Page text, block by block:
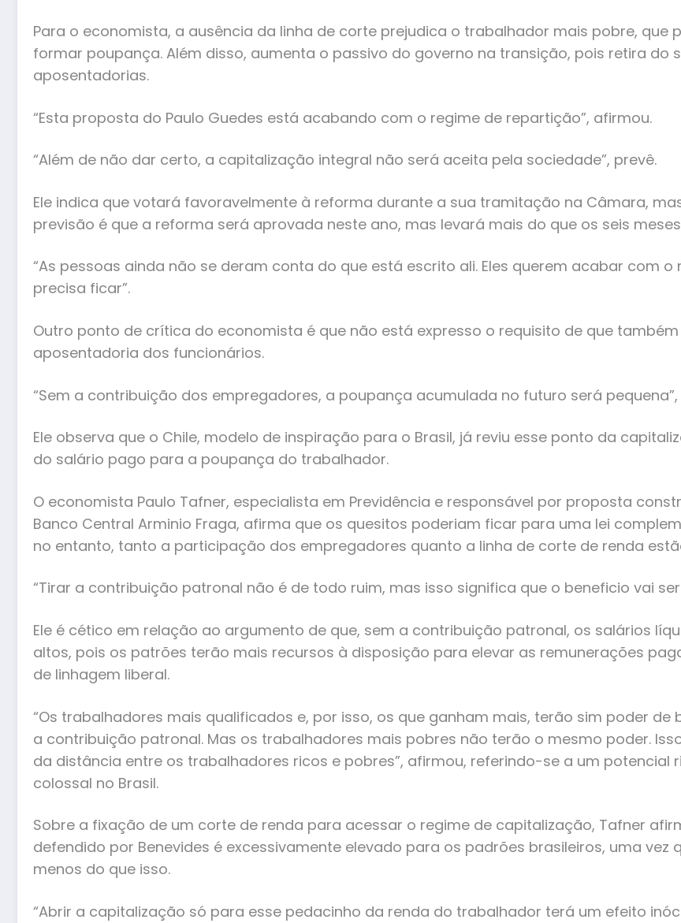
Para o economista, a ausência da linha de corte prejudica o trabalhador mais pobre,
formar poupança. Além disso, aumenta o passivo do governo na transição, pois retira
aposentadorias.
“Esta proposta do Paulo Guedes está acabando com o regime de repartição”, afirmou.
“Além de não dar certo, a capitalização integral não será aceita pela sociedade”, prevê.
Ele indica que votará favoravelmente à reforma durante a sua tramitação na Câmara,
previsão é que a reforma será aprovada neste ano, mas levará mais do que os seis
“As pessoas ainda não se deram conta do que está escrito ali. Eles querem acabar com
precisa ficar”.
Outro ponto de crítica do economista é que não está expresso o requisito de que
aposentadoria dos funcionários.
“Sem a contribuição dos empregadores, a poupança acumulada no futuro será
Ele observa que o Chile, modelo de inspiração para o Brasil, já reviu esse ponto da
do salário pago para a poupança do trabalhador.
O economista Paulo Tafner, especialista em Previdência e responsável por proposta
Banco Central Arminio Fraga, afirma que os quesitos poderiam ficar para uma lei
no entanto, tanto a participação dos empregadores quanto a linha de corte de renda
“Tirar a contribuição patronal não é de todo ruim, mas isso significa que o beneficio vai
Ele é cético em relação ao argumento de que, sem a contribuição patronal, os salários
altos, pois os patrões terão mais recursos à disposição para elevar as remunerações
de linhagem liberal.
“Os trabalhadores mais qualificados e, por isso, os que ganham mais, terão sim poder
a contribuição patronal. Mas os trabalhadores mais pobres não terão o mesmo poder.
da distância entre os trabalhadores ricos e pobres”, afirmou, referindo-se a um potencial
colossal no Brasil.
Sobre a fixação de um corte de renda para acessar o regime de capitalização, Tafner
defendido por Benevides é excessivamente elevado para os padrões brasileiros, uma
menos do que isso.
“Abrir a capitalização só para esse pedacinho da renda do trabalhador terá um efeito